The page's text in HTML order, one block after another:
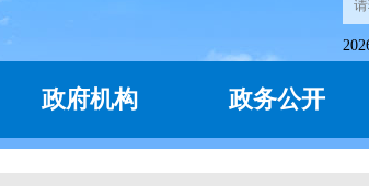
政府机构 政务公开